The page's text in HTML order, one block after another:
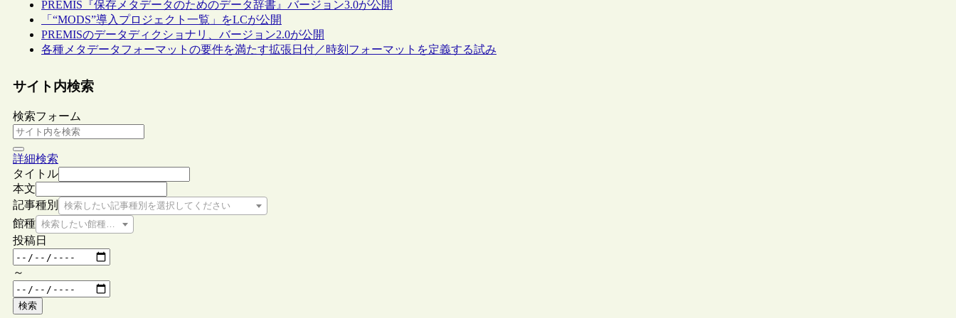
PREMIS『保存メタデータのためのデータ辞書』バージョン3.0が公開
「“MODS”導入プロジェクト一覧」をLCが公開
PREMISのデータディクショナリ、バージョン2.0が公開
各種メタデータフォーマットの要件を満たす拡張日付／時刻フォーマットを定義する試み
サイト内検索
検索フォーム
詳細検索
タイトル
本文
記事種別
検索したい記事種別を選択してください
館種 検索したい館種を選択してください
投稿日
～
検索